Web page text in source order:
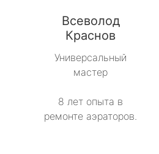
Всеволод
Краснов
Универсальный
мастер
8 лет опыта в
ремонте аэраторов.